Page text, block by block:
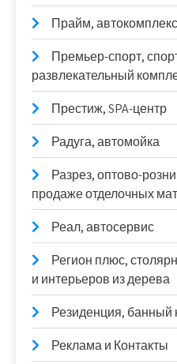
Прайм, автокомплекс
Премьер-спорт,
развлекательный
Престиж, SPA-центр
Радуга, автомойка
Разрез, оптово-
продаже отделочных
Реал, автосервис
Регион плюс,
и интерьеров из дерева
Резиденция, банный
Реклама и Контакты